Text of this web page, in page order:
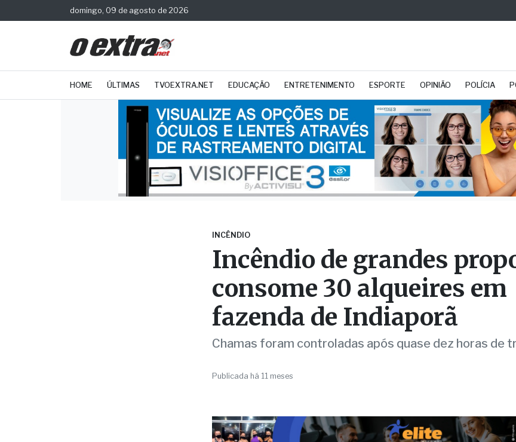
domingo, 09 de agosto de 2026
HOME ÚLTIMAS TVOEXTRA.NET EDUCAÇÃO ENTRETENIMENTO ESPORTE OPINIÃO POLÍCIA
INCÊNDIO
Incêndio de grandes
consome 30 alqueires em
fazenda de Indiaporã
Chamas foram controladas após quase dez horas de